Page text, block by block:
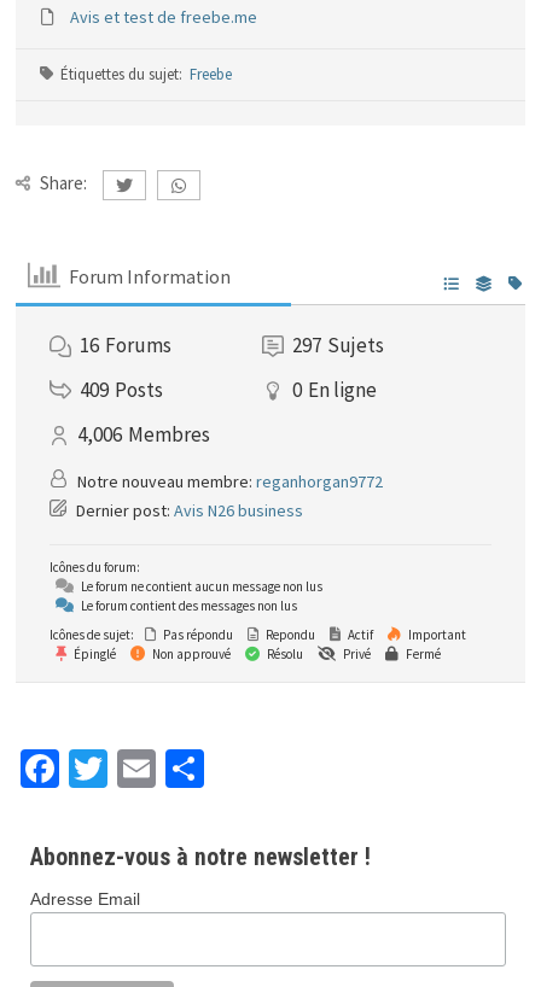
Avis et test de freebe.me
Étiquettes du sujet: Freebe
Share:
Forum Information
16 Forums 297 Sujets
409 Posts 0 En ligne
4,006 Membres
Notre nouveau membre: reganhorgan9772
Dernier post: Avis N26 business
Icônes du forum:
Le forum ne contient aucun message non lus
Le forum contient des messages non lus
Icônes de sujet:
Pas répondu Repondu Actif
Important
Épinglé
Non approuvé Résolu Privé Fermé
Fa
b
o
o
k
T
tt
er
E
ai
P
ta
r
Abonnez-vous à notre newsletter !
Adresse Email